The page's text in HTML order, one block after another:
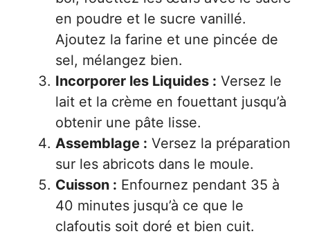
en poudre et le sucre vanillé.
Ajoutez la farine et une pincée de
sel, mélangez bien.
Incorporer les Liquides : Versez le
lait et la crème en fouettant jusqu’à
obtenir une pâte lisse.
Assemblage : Versez la préparation
sur les abricots dans le moule.
Cuisson : Enfournez pendant 35 à
40 minutes jusqu’à ce que le
clafoutis soit doré et bien cuit.